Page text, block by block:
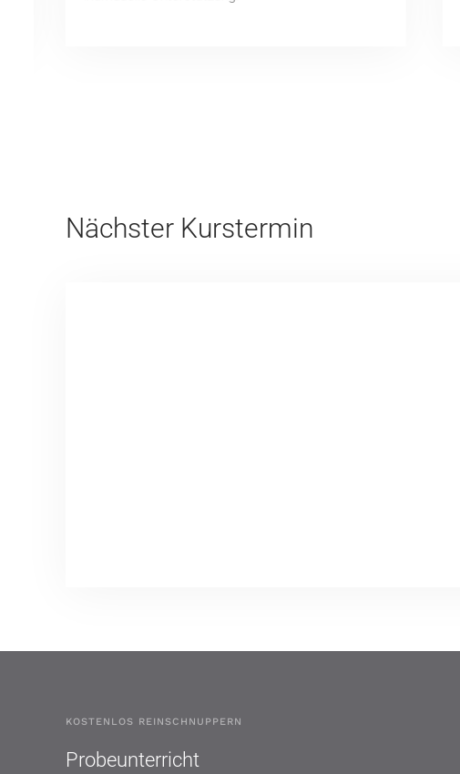
Nächster Kurstermin
KOSTENLOS REINSCHNUPPERN
Probeunterricht